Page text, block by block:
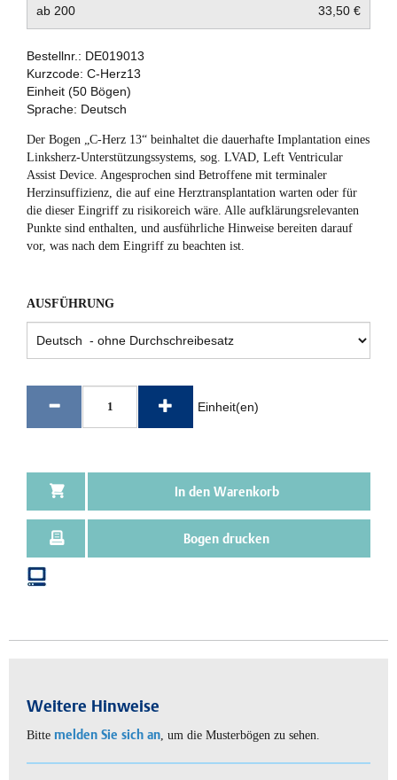
ab 200 33,50 €
Bestellnr.: DE019013
Kurzcode: C-Herz13
Einheit (50 Bögen)
Sprache: Deutsch
Der Bogen „C-Herz 13“ beinhaltet die dauerhafte Implantation eines
Linksherz-Unterstützungssystems, sog. LVAD, Left Ventricular
Assist Device. Angesprochen sind Betroffene mit terminaler
Herzinsuffizienz, die auf eine Herztransplantation warten oder für
die dieser Eingriff zu risikoreich wäre. Alle aufklärungsrelevanten
Punkte sind enthalten, und ausführliche Hinweise bereiten darauf
vor, was nach dem Eingriff zu beachten ist.
AUSFÜHRUNG
Einheit(en)
In den Warenkorb
Bogen drucken
Weitere Hinweise
Bitte melden Sie sich an, um die Musterbögen zu sehen.